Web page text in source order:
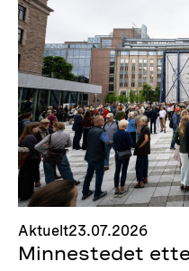
Aktuelt23.07.2026
Minnestedet